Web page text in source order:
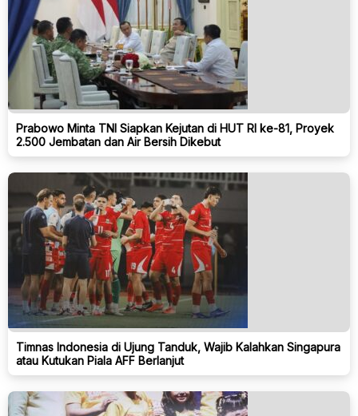
Prabowo Minta TNI Siapkan Kejutan di HUT RI ke-81, Proyek
2.500 Jembatan dan Air Bersih Dikebut
Timnas Indonesia di Ujung Tanduk, Wajib Kalahkan Singapura
atau Kutukan Piala AFF Berlanjut